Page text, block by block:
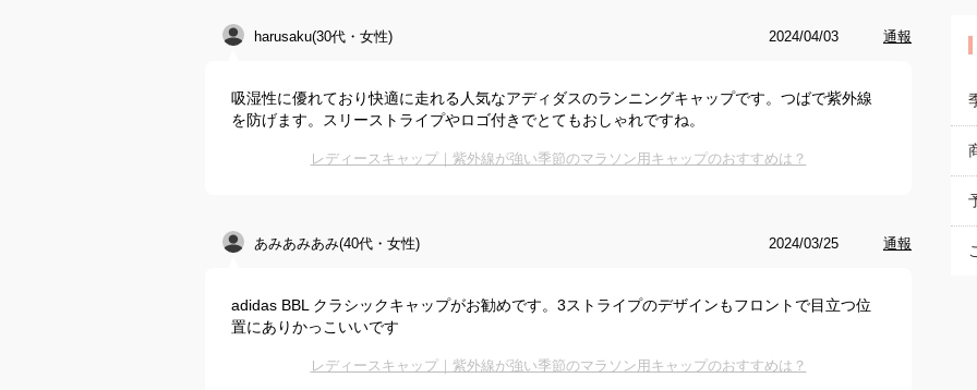
harusaku(30代・女性) 2024/04/03 通報
吸湿性に優れており快適に走れる人気なアディダスのランニングキャップです。つばで紫外線
を防げます。スリーストライプやロゴ付きでとてもおしゃれですね。
レディースキャップ｜紫外線が強い季節のマラソン用キャップのおすすめは？
あみあみあみ(40代・女性) 2024/03/25 通報
adidas BBL クラシックキャップがお勧めです。3ストライプのデザインもフロントで目立つ位
置にありかっこいいです
レディースキャップ｜紫外線が強い季節のマラソン用キャップのおすすめは？